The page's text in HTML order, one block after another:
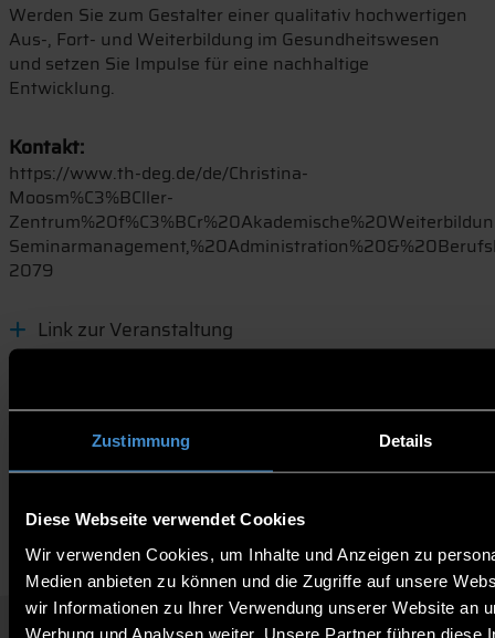
Zustimmung Details
Diese Webseite verwendet Cookies
Wir verwenden Cookies, um Inhalte und Anzeigen zu
Medien anbieten zu können und die Zugriffe auf unsere
wir Informationen zu Ihrer Verwendung unserer Website an
Werbung und Analysen weiter. Unsere Partner führen diese
Werden Sie zum Gestalter einer qualitativ hochwertigen
Aus-, Fort- und Weiterbildung im Gesundheitswesen
und setzen Sie Impulse für eine nachhaltige
Entwicklung.
Kontakt:
https://www.th-deg.de/de/Christina-
Moosm%C3%BCller-
2079
Link zur Veranstaltung